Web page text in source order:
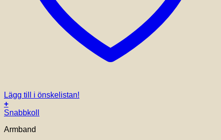
Lägg till i önskelistan!
+
Snabbkoll
Armband